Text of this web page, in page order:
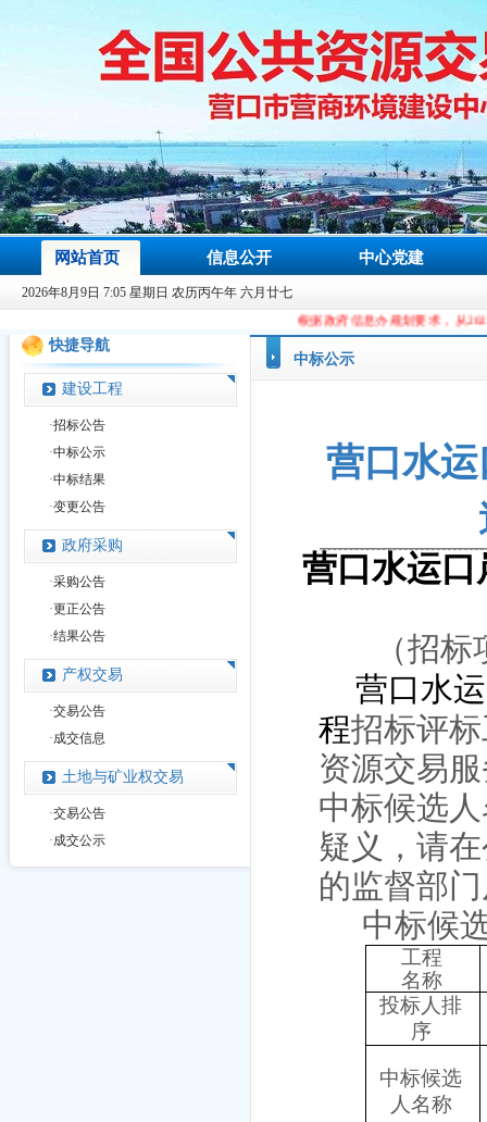
网站首页 信息公开 中心党建
2026年8月9日 7:05 星期日 农历丙午年 六月廿七
根据政府信息办规划要求，从2023年9
快捷导航
建设工程
·招标公告
·中标公示
·中标结果
·变更公告
政府采购
·采购公告
·更正公告
·结果公告
产权交易
·交易公告
·成交信息
土地与矿业权交易
·交易公告
·成交公示
中标公示
营口水
营口水运口
（招标
营口水
程招标评
资源交易
中标候选
疑义，请
的监督部
中标候
工程
名称
投标人排
序
中标候选
人名称